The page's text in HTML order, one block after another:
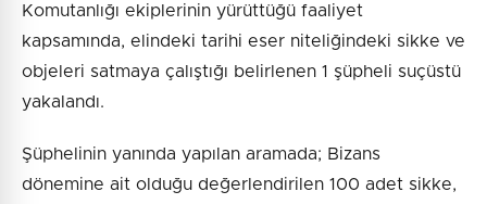
Komutanlığı ekiplerinin yürüttüğü faaliyet
kapsamında, elindeki tarihi eser niteliğindeki sikke ve
objeleri satmaya çalıştığı belirlenen 1 şüpheli suçüstü
yakalandı.
Şüphelinin yanında yapılan aramada; Bizans
dönemine ait olduğu değerlendirilen 100 adet sikke,